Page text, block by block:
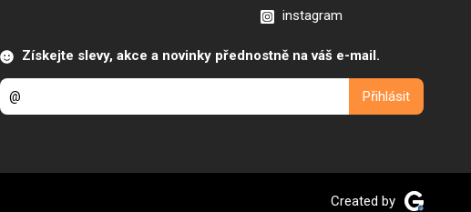
instagram
Získejte slevy, akce a novinky přednostně na váš e-mail.
Created by